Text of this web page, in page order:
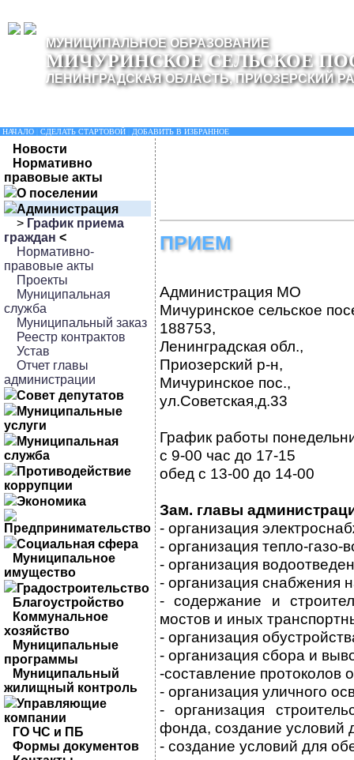
МУНИЦИПАЛЬНОЕ ОБРАЗОВАНИЕ
МИЧУРИНСКОЕ СЕЛЬСКОЕ
ЛЕНИНГРАДСКАЯ ОБЛАСТЬ, ПРИОЗЕРСКИЙ
НАЧАЛО СДЕЛАТЬ СТАРТОВОЙ ДОБАВИТЬ В ИЗБРАННОЕ
Новости
Нормативно
правовые акты
О поселении
Администрация
> График приема
граждан <
Нормативно-
правовые акты
Проекты
Муниципальная
служба
Муниципальный заказ
Реестр контрактов
Устав
Отчет главы
администрации
Совет депутатов
Муниципальные
услуги
Муниципальная
служба
Противодействие
коррупции
Экономика
Предпринимательство
Социальная сфера
Муниципальное
имущество
Градостроительство
Благоустройство
Коммунальное
хозяйство
Муниципальные
программы
Муниципальный
жилищный контроль
Управляющие
компании
ГО ЧС и ПБ
Формы документов
ПРИЕМ
Администрация МО
Мичуринское сельское
188753,
Ленинградская обл.,
Приозерский р-н,
Мичуринское пос.,
ул.Советская,д.33
График работы
с 9-00 час до 17-15
обед с 13-00 до 14-00
Зам. главы
- организация
- организация тепло-
- организация
- организация снабжения
- содержание и
мостов и иных
- организация
- организация сбора и
-составление протоколов
- организация уличного
- организация
фонда, создание условий
- создание условий для